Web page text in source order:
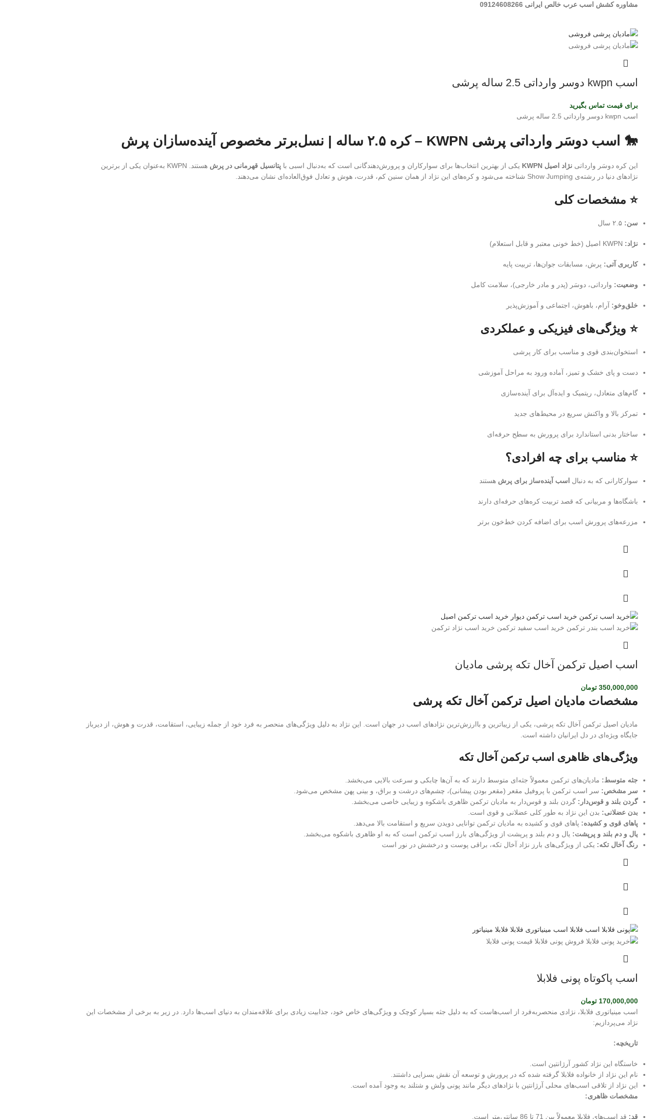
مشاوره کشش اسب عرب خالص ایرانی 09124608266
اسب kwpn دوسر وارداتی 2.5 ساله پرشی
برای قیمت تماس بگیرید
اسب kwpn دوسر وارداتی 2.5 ساله پرشی
🐎 اسب دوسَر وارداتی پرشی KWPN – کره ۲.۵ ساله | نسل‌برتر مخصوص آینده‌سازان پرش
این کره دوسَر وارداتی نژاد اصیل KWPN یکی از بهترین انتخاب‌ها برای سوارکاران و پرورش‌دهندگانی است که به‌دنبال اسبی با پتانسیل قهرمانی در پرش
هستند. KWPN به‌عنوان یکی از برترین
نژادهای دنیا در رشته‌ی Show Jumping شناخته می‌شود و کره‌های این نژاد از همان سنین کم، قدرت، هوش و تعادل فوق‌العاده‌ای نشان می‌دهند.
⭐ مشخصات کلی
سن:
نژاد:
کاربری آتی: پرش، مسابقات جوان‌ها، تربیت پایه
وضعیت: وارداتی، دوسَر (پدر و مادر خارجی)، سلامت کامل
خلق‌وخو: آرام، باهوش، اجتماعی و آموزش‌پذیر
⭐ ویژگی‌های فیزیکی و عملکردی
استخوان‌بندی قوی و مناسب برای کار پرشی
دست و پای خشک و تمیز، آماده ورود به مراحل آموزشی
گام‌های متعادل، ریتمیک و ایده‌آل برای آینده‌سازی
تمرکز بالا و واکنش سریع در محیط‌های جدید
ساختار بدنی استاندارد برای پرورش به سطح حرفه‌ای
⭐ مناسب برای چه افرادی؟
سوارکارانی که به دنبال اسب آینده‌ساز برای پرش هستند
باشگاه‌ها و مربیانی که قصد تربیت کره‌های حرفه‌ای دارند
مزرعه‌های پرورش اسب برای اضافه کردن خط‌خون برتر
اسب اصیل ترکمن آخال تکه پرشی مادیان
350,000,000 تومان
مشخصات مادیان اصیل ترکمن آخال تکه پرشی
مادیان اصیل ترکمن آخال تکه پرشی، یکی از زیباترین و باارزش‌ترین نژادهای اسب در جهان است. این نژاد به دلیل ویژگی‌های منحصر به فرد خود از جمله زیبایی، استقامت، قدرت و هوش، از دیرباز
جایگاه ویژه‌ای در دل ایرانیان داشته است.
ویژگی‌های ظاهری اسب ترکمن آخال تکه
جثه متوسط: مادیان‌های ترکمن معمولاً جثه‌ای متوسط دارند که به آن‌ها چابکی و سرعت بالایی می‌بخشد.
سر مشخص: سر اسب ترکمن با پروفیل مقعر (مقعر بودن پیشانی)، چشم‌های درشت و براق، و بینی پهن مشخص می‌شود.
گردن بلند و قوس‌دار: گردن بلند و قوس‌دار به مادیان ترکمن ظاهری باشکوه و زیبایی خاصی می‌بخشد.
بدن عضلانی: بدن این نژاد به طور کلی عضلانی و قوی است.
پاهای قوی و کشیده: پاهای قوی و کشیده به مادیان ترکمن توانایی دویدن سریع و استقامت بالا می‌دهد.
یال و دم بلند و پرپشت: یال و دم بلند و پرپشت از ویژگی‌های بارز اسب ترکمن است که به او ظاهری باشکوه می‌بخشد.
رنگ آخال تکه: یکی از ویژگی‌های بارز نژاد آخال تکه، براقی پوست و درخشش در نور است
اسب پاکوتاه پونی فلابلا
170,000,000 تومان
اسب مینیاتوری فلابلا، نژادی منحصربه‌فرد از اسب‌هاست که به دلیل جثه بسیار کوچک و ویژگی‌های خاص خود، جذابیت زیادی برای علاقه‌مندان به دنیای اسب‌ها دارد. در زیر به برخی از مشخصات این
نژاد می‌پردازیم:
تاریخچه:
خاستگاه این نژاد کشور آرژانتین است.
نام این نژاد از خانواده فلابلا گرفته شده که در پرورش و توسعه آن نقش بسزایی داشتند.
این نژاد از تلاقی اسب‌های محلی آرژانتین با نژادهای دیگر مانند پونی ولش و شتلند به وجود آمده است.
مشخصات ظاهری:
قد: قد اسب‌های فلابلا معمولاً بین 71 تا 86 سانتی‌متر است.